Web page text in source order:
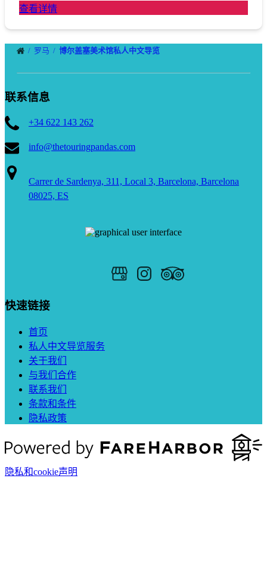
查看详情
罗马 博尔盖塞美术馆私人中文导览
联系信息
+34 622 143 262
info@thetouringpandas.com
Carrer de Sardenya, 311, Local 3, Barcelona, Barcelona
08025, ES
快速链接
首页
私人中文导览服务
关于我们
与我们合作
联系我们
条款和条件
隐私政策
隐私和cookie声明